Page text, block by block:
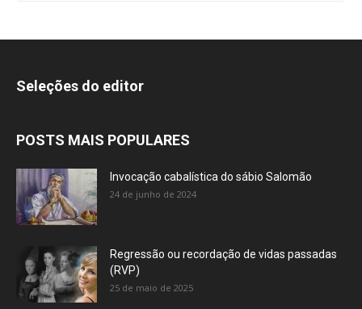
Seleções do editor
POSTS MAIS POPULARES
Invocação cabalística do sábio Salomão
24 de junho de 2024
Regressão ou recordação de vidas passadas
(RVP)
25 de maio de 2025